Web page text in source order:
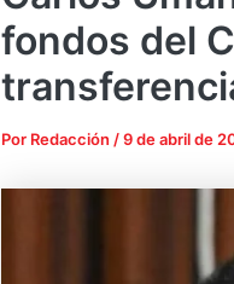
fondos del
Por Redacción /9 de abril de